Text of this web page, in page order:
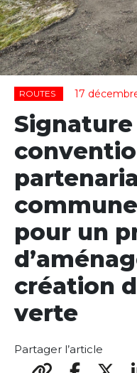
ROUTES 17
Signature
pour un
création
verte
Partager l’article